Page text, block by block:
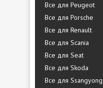
Все для Peugeot
Все для Porsche
Все для Renault
Все для Scania
Все для Seat
Все для Skoda
Все для Ssangyong